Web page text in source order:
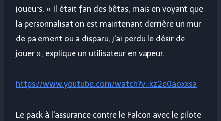
joueurs. « Il était fan des bêtas, mais en voyant que
la personnalisation est maintenant derrière un mur
de paiement ou a disparu, j'ai perdu le désir de
jouer », explique un utilisateur en vapeur.
https://www.youtube.com/watch?v=kz2e0aoxxsa
Le pack à l'assurance contre le Falcon avec le pilote